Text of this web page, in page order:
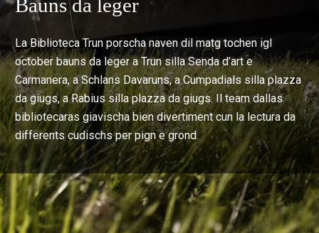
Bauns da leger
La Biblioteca Trun porscha naven dil matg tochen igl
october bauns da leger a Trun silla Senda d’art e
Carmanera, a Schlans Davaruns, a Cumpadials silla plazza
da giugs, a Rabius silla plazza da giugs. Il team dallas
bibliotecaras giavischa bien divertiment cun la lectura da
differents cudischs per pign e grond.